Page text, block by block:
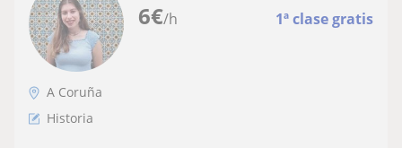
6€/h 1ª clase gratis
A Coruña
Historia